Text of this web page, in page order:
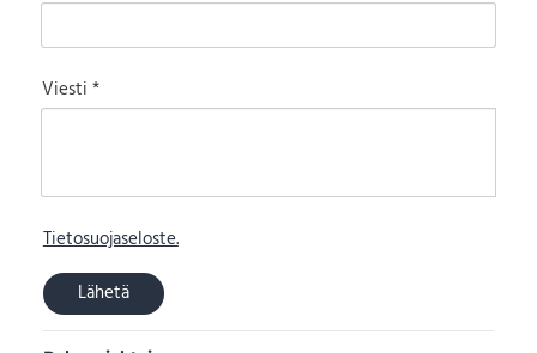
Viesti *
Tietosuojaseloste.
Lähetä